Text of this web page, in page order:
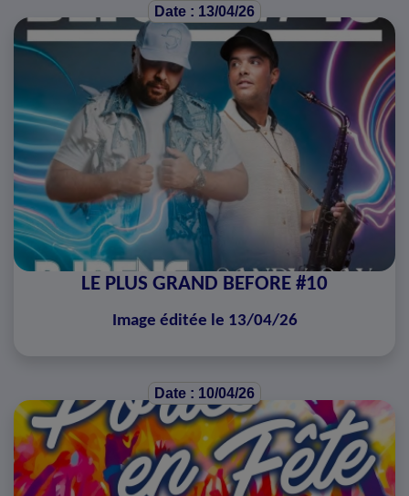
Date : 13/04/26
LE PLUS GRAND BEFORE #10
Image éditée le 13/04/26
Date : 10/04/26